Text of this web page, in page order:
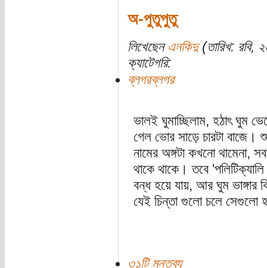
অ-পুতুপুতু
লিখেছেন এনকিদু(তারিখ: রবি,
ক্যাটেগরি:
ব্লগরব্লগর
ভালই ঘুমাচ্ছিলাম, হঠাৎ ঘুম
গেল ভোর সাড়ে চারটা বাজে।
নামের অঙ্গটা কখনো থামেনা,
থাকে থাকে। তবে
বন্ধ হয়ে যায়, আর ঘুম ভাঙ্গার
যেই চিন্তা গুলো চলে সেগুলো
৩১টি মন্তব্য